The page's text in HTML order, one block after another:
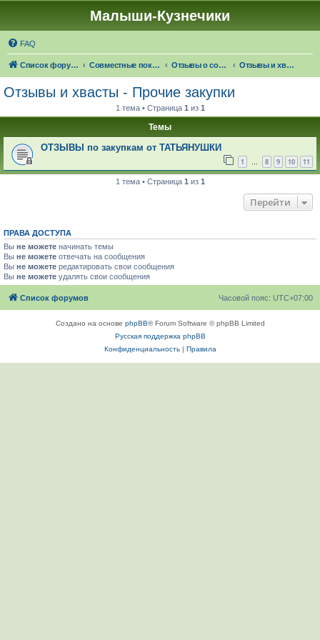
Малыши-Кузнечики
FAQ
Список форумов Совместные покупки "Малыши-Кузнечики" Отзывы о совместных покупках Отзывы и хвасты - Прочие закупки
Отзывы и хвасты - Прочие закупки
1 тема • Страница 1 из 1
Темы
ОТЗЫВЫ по закупкам от ТАТЬЯНУШКИ
1 … 8 9 10 11
1 тема • Страница 1 из 1
Перейти
ПРАВА ДОСТУПА
Вы не можете начинать темы
Вы не можете отвечать на сообщения
Вы не можете редактировать свои сообщения
Вы не можете удалять свои сообщения
Список форумов Часовой пояс: UTC+07:00
Создано на основе phpBB® Forum Software © phpBB Limited
Русская поддержка phpBB
Конфиденциальность| Правила